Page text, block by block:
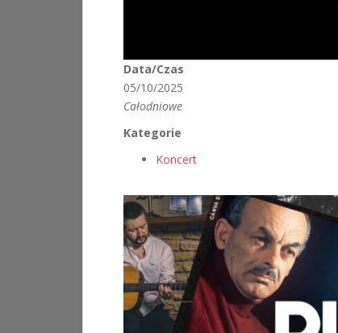
Data/Czas
05/10/2025
Całodniowe
Kategorie
Koncert